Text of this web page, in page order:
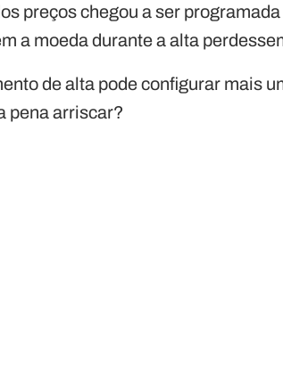
preços chegou a ser
a moeda durante a alta
de alta pode configurar mais
pena arriscar?